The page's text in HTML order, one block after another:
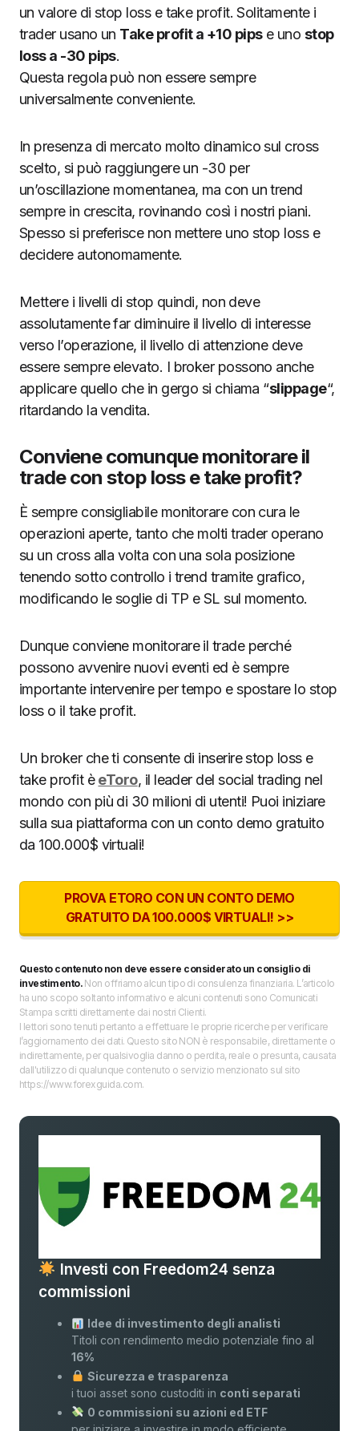
un valore di stop loss e take profit. Solitamente i
trader usano un Take profit a +10 pipse uno stop
loss a -30 pips.
Questa regola può non essere sempre
universalmente conveniente.
In presenza di mercato molto dinamico sul cross
scelto, si può raggiungere un -30 per
un’oscillazione momentanea, ma con un trend
sempre in crescita, rovinando così i nostri piani.
Spesso si preferisce non mettere uno stop loss e
decidere autonomamente.
Mettere i livelli di stop quindi, non deve
assolutamente far diminuire il livello di interesse
verso l’operazione, il livello di attenzione deve
essere sempre elevato. I broker possono anche
applicare quello che in gergo si chiama “slippage“,
ritardando la vendita.
Conviene comunque monitorare il
trade con stop loss e take profit?
È sempre consigliabile monitorare con cura le
operazioni aperte, tanto che molti trader operano
su un cross alla volta con una sola posizione
tenendo sotto controllo i trend tramite grafico,
modificando le soglie di TP e SL sul momento.
Dunque conviene monitorare il trade perché
possono avvenire nuovi eventi ed è sempre
importante intervenire per tempo e spostare lo stop
loss o il take profit.
Un broker che ti consente di inserire stop loss e
take profit èeToro, il leader del social trading nel
mondo con più di 30 milioni di utenti! Puoi iniziare
sulla sua piattaforma con un conto demo gratuito
da 100.000$ virtuali!
PROVA ETORO CON UN CONTO DEMO
GRATUITO DA 100.000$ VIRTUALI! >>
Questo contenuto non deve essere considerato un consiglio di
investimento.Non offriamo alcun tipo di consulenza finanziaria. L’articolo
ha uno scopo soltanto informativo e alcuni contenuti sono Comunicati
Stampa scritti direttamente dai nostri Clienti.
I lettori sono tenuti pertanto a effettuare le proprie ricerche per verificare
l’aggiornamento dei dati. Questo sito NON è responsabile, direttamente o
indirettamente, per qualsivoglia danno o perdita, reale o presunta, causata
dall'utilizzo di qualunque contenuto o servizio menzionato sul sito
https://www.forexguida.com.
Investi con Freedom24 senza
commissioni
Idee di investimento degli analisti
Titoli con rendimento medio potenziale fino al
16%
Sicurezza e trasparenza
i tuoi asset sono custoditi in conti separati
0 commissioni su azioni ed ETF